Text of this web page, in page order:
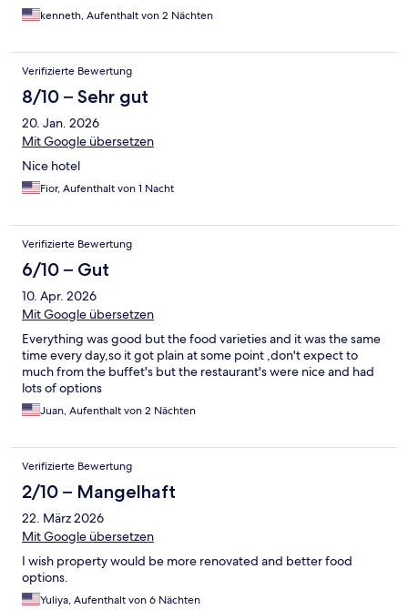
kenneth, Aufenthalt von 2 Nächten
Verifizierte Bewertung
8/10 – Sehr gut
20. Jan. 2026
Mit Google übersetzen
Nice hotel
Fior, Aufenthalt von 1 Nacht
Verifizierte Bewertung
6/10 – Gut
10. Apr. 2026
Mit Google übersetzen
Everything was good but the food varieties and it was the same
time every day,so it got plain at some point ,don't expect to
much from the buffet's but the restaurant's were nice and had
lots of options
Juan, Aufenthalt von 2 Nächten
Verifizierte Bewertung
2/10 – Mangelhaft
22. März 2026
Mit Google übersetzen
I wish property would be more renovated and better food
options.
Yuliya, Aufenthalt von 6 Nächten